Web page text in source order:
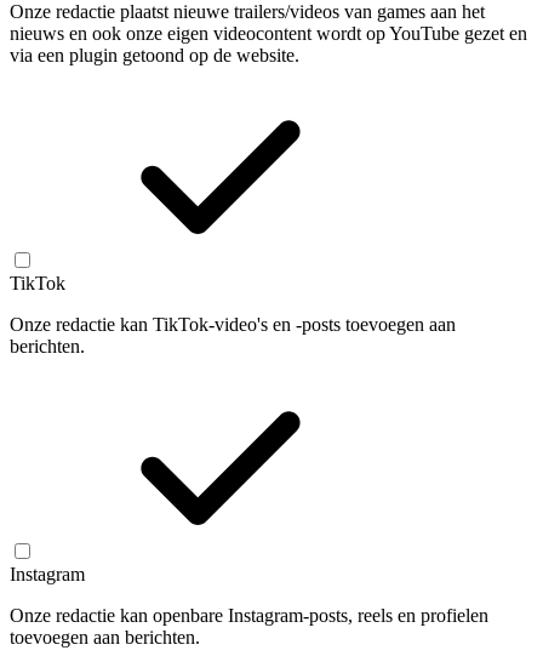
Onze redactie plaatst nieuwe trailers/videos van games aan het
nieuws en ook onze eigen videocontent wordt op YouTube gezet en
via een plugin getoond op de website.
TikTok
Onze redactie kan TikTok-video's en -posts toevoegen aan
berichten.
Instagram
Onze redactie kan openbare Instagram-posts, reels en profielen
toevoegen aan berichten.